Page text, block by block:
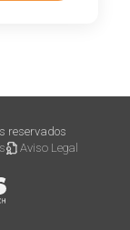
reservados
Aviso Legal